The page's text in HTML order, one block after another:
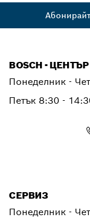
BOSCH -
Понеделник -
Петък 8:30 -
СЕРВИЗ
Понеделник -